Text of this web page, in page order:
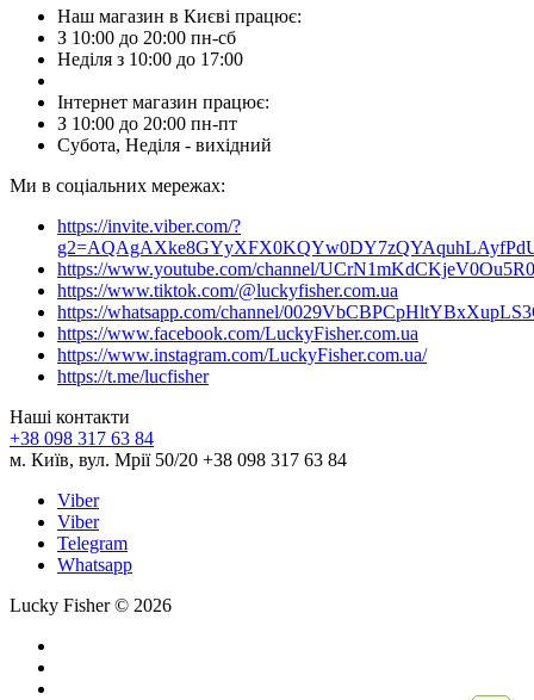
Наш магазин в Києві працює:
З 10:00 до 20:00 пн-сб
Неділя з 10:00 до 17:00
Інтернет магазин працює:
З 10:00 до 20:00 пн-пт
Субота, Неділя - вихідний
Ми в соціальних мережах:
https://invite.viber.com/?
https://www.youtube.com/channel/
https://www.tiktok.com/@luckyfisher.com.ua
https://whatsapp.com/channel/
https://www.facebook.com/LuckyFisher.com.ua
https://www.instagram.com/LuckyFisher.com.ua/
https://t.me/lucfisher
Наші контакти
+38 098 317 63 84
м. Київ, вул. Мрії 50/20 +38 098 317 63 84
Viber
Viber
Telegram
Whatsapp
Lucky Fisher © 2026